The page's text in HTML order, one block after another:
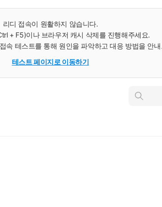
리디 접속이 원활하지 않습니다.
+ F5)이나 브라우저 캐시 삭제를 진행해주세요.
속 테스트를 통해 원인을 파악하고 대응 방법을 안
테스트 페이지로 이동하기
인